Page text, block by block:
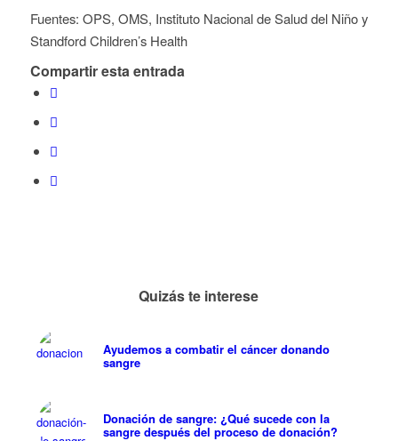
Fuentes: OPS, OMS, Instituto Nacional de Salud del Niño y
Standford Children’s Health
Compartir esta entrada
Quizás te interese
Ayudemos a combatir el cáncer donando
sangre
Donación de sangre: ¿Qué sucede con la
sangre después del proceso de donación?